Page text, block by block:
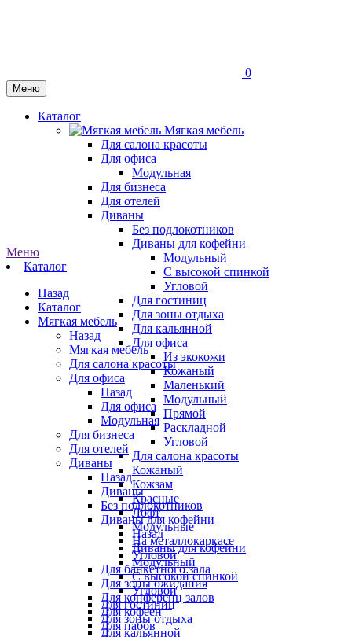
0
Меню
Каталог
Мягкая мебель
Для салона красоты
Для офиса
Модульная
Для бизнеса
Для отелей
Диваны
Без подлокотников
Диваны для кофейни
Модульный
С высокой спинкой
Угловой
Для гостиниц
Для зоны отдыха
Для кальянной
Для офиса
Из экокожи
Кожаный
Маленький
Модульный
Прямой
Раскладной
Угловой
Для салона красоты
Кожаный
Кожзам
Красные
Лофт
Модульные
На металлокаркасе
Угловой
Для банкетного зала
Для зоны ожидания
Для конференц залов
Для кофеен
Для пабов
Меню
Каталог
Назад
Каталог
Мягкая мебель
Назад
Мягкая мебель
Для салона красоты
Для офиса
Назад
Для офиса
Модульная
Для бизнеса
Для отелей
Диваны
Назад
Диваны
Без подлокотников
Диваны для кофейни
Назад
Диваны для кофейни
Модульный
С высокой спинкой
Угловой
Для гостиниц
Для зоны отдыха
Для кальянной